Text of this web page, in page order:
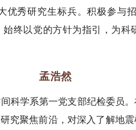
优秀研究生标兵。积极参与
终以党的方针为指引，为科
孟浩然
科学系第一党支部纪检委员
究聚焦前沿，对深入了解地